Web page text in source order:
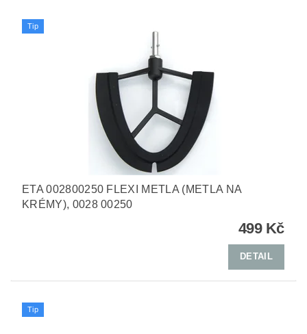
Tip
ETA 002800250 FLEXI METLA (METLA NA
KRÉMY), 0028 00250
499 Kč
DETAIL
Tip